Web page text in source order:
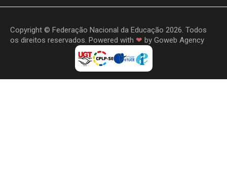
Copyright © Federação Nacional da Educação 2026. Todos
os direitos reservados. Powered with ❤ by Goweb Agency